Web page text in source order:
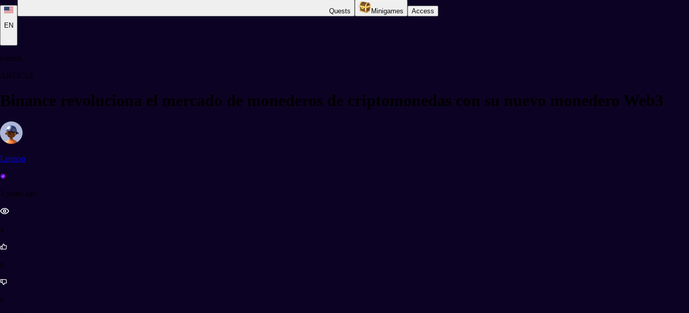
EN
Quests Minigames Access
Events
ARTICLE
Binance revoluciona el mercado de monederos de criptomonedas con su nuevo monedero Web3
Lennon
3 years ago
4
0
0